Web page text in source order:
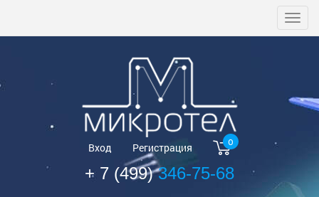
Вход Регистрация 0
+ 7 (499)346-75-68